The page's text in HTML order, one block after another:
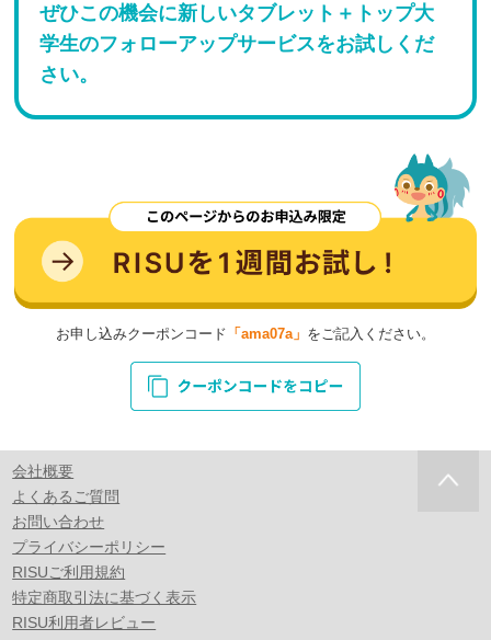
ぜひこの機会に新しいタブレット＋トップ大
学生のフォローアップサービスをお試しくだ
さい。
お申し込みクーポンコード 「ama07a」 をご記入ください。
会社概要
よくあるご質問
お問い合わせ
プライバシーポリシー
RISUご利用規約
特定商取引法に基づく表示
RISU利用者レビュー